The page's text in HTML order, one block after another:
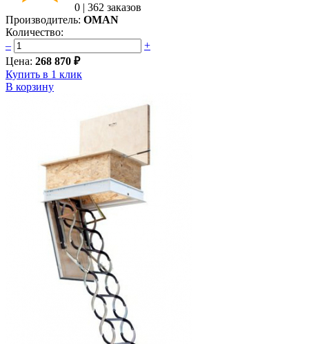
0 | 362 заказов
Производитель: OMAN
Количество:
–
+
Цена: 268 870 ₽
Купить в 1 клик
В корзину